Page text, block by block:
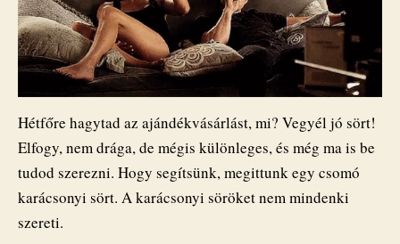
Hétfőre hagytad az ajándékvásárlást, mi? Vegyél jó sört!
Elfogy, nem drága, de mégis különleges, és még ma is be
tudod szerezni. Hogy segítsünk, megittunk egy csomó
karácsonyi sört. A karácsonyi söröket nem mindenki
szereti.